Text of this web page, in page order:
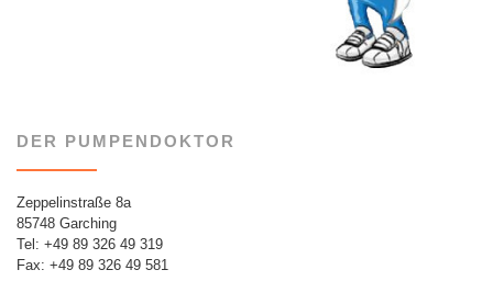
DER PUMPENDOKTOR
Zeppelinstraße 8a
85748 Garching
Tel: +49 89 326 49 319
Fax: +49 89 326 49 581